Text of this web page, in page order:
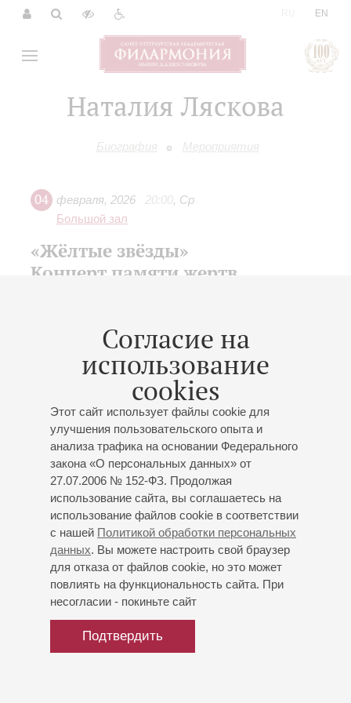
EN
Наталия Ляскова
Биография Мероприятия
Согласие на
использование
cookies
Этот сайт использует файлы cookie для
улучшения пользовательского опыта и
анализа трафика на основании Федерального
закона «О персональных данных» от
27.07.2006 № 152-ФЗ. Продолжая
использование сайта, вы соглашаетесь на
использование файлов cookie в соответствии
с нашей Политикой обработки персональных
данных. Вы можете настроить свой браузер
для отказа от файлов cookie, но это может
повлиять на функциональность сайта. При
несогласии - покиньте сайт
Подтвердить
04 февраля, 2026 20:00, Ср
Большой зал
«Жёлтые звёзды»
Концерт памяти жертв
филармонии
Владимир Альтшулер; Надежда Павлова
Наталия Ляскова- меццо-сопрано;
Даниил Коган- скрипка;
Сендецкий
- виолончель; Алексей Гориболь
: "Kol Nidrei", вариации на темы еврейских
литургических мелодий для виолончели и
фортепиано;Шостакович: «Из еврейской народной
поэзии», вокальный цикл;Хартман: Траурный
концерт (Concerto funеbre) для скрипки и струнных;
Вайнберг: Симфониетта № 1 «На еврейские темы»
для оркестра